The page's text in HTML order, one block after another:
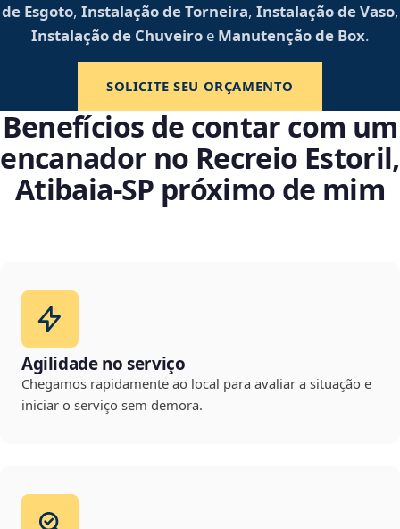
de Esgoto, Instalação de Torneira, Instalação de Vaso,
Instalação de Chuveiroe Manutenção de Box.
SOLICITE SEU ORÇAMENTO
Benefícios de contar com um
encanador no Recreio Estoril,
Atibaia‑SP próximo de mim
Agilidade no serviço
Chegamos rapidamente ao local para avaliar a situação e
iniciar o serviço sem demora.